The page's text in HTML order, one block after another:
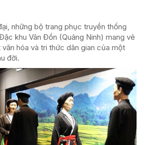
những bộ trang phục truyền thống
khu Vân Đồn (Quảng Ninh) mang vẻ
hóa và tri thức dân gian của một
đời.